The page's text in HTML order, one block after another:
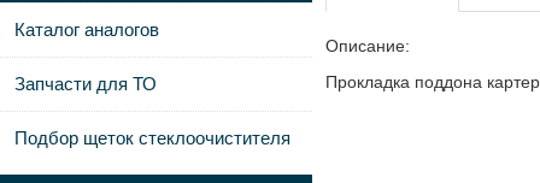
Описание:
Прокладка поддона
Каталог аналогов
Запчасти для ТО
Подбор щеток стеклоочистителя